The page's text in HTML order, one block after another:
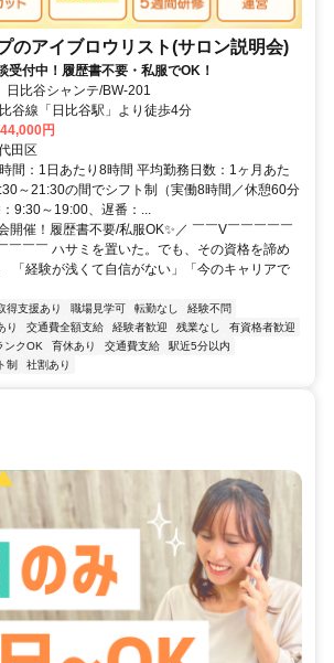
のアイブロウリスト(サロン説明会)
受付中！履歴書不要・私服でOK！
比谷シャンテ/BW-201
谷線「日比谷駅」より徒歩4分
円
田区
間：1日あたり8時間 平均勤務日数：1ヶ月あた
～21:30の間でシフト制（実働8時間／休憩60分
9:30～19:00、遅番：...
開催！履歴書不要/私服OK✨／ ￣￣V￣￣￣￣￣
￣￣￣ ハサミを置いた。でも、その資格を諦め
「経験が浅くて自信がない」「今のキャリアで
得支援あり 職場見学可 転勤なし
経験不問
り 交通費全額支給 経験者歓迎 残業なし
有資格者歓迎
ンクOK 育休あり 交通費支給
駅近5分以内
制 社割あり